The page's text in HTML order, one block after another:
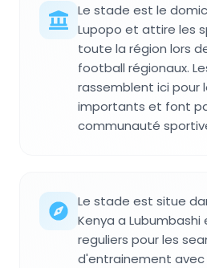
Le stade est le
Lupopo et attire les
toute la région lors
football régionaux.
rassemblent ici pour
importants et font
communauté
Le stade est situe
Kenya a
reguliers pour les
d'entrainement avec